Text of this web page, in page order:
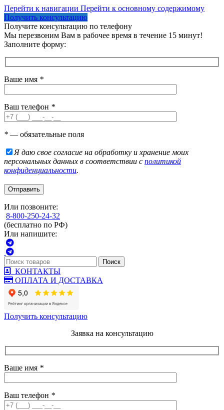
Перейти к навигации Перейти к основному содержимому
Получить консультацию
Получите консультацию по телефону
Мы перезвоним Вам в рабочее время в течение 15 минут!
Заполните форму:
Ваше имя *
Ваш телефон *
* — обязательные поля
Я даю свое согласие на обработку и хранение моих
персональных данных в соответствии с политикой
конфиденциальности.
Или позвоните:
8-800-250-24-32
(бесплатно по РФ)
Или напишите:
Поиск
КОНТАКТЫ
ОПЛАТА И ДОСТАВКА
Получить консультацию
Заявка на консультацию
Ваше имя *
Ваш телефон *